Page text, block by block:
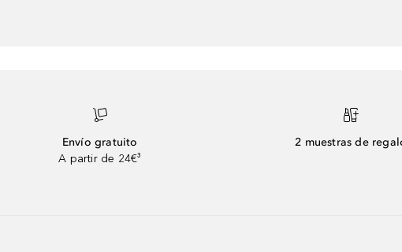
Envío gratuito
A partir de 24€³
2 muestras de